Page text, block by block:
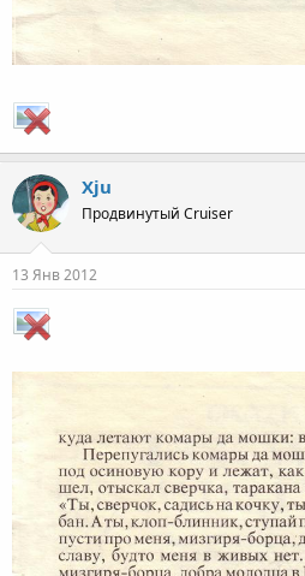
Xju
Продвинутый Cruiser
13 Янв 2012